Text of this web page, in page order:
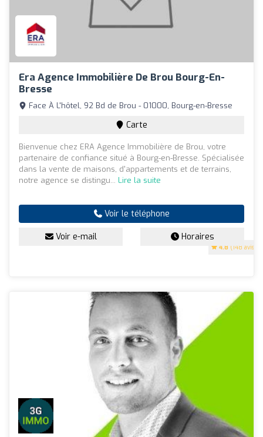
Era Agence Immobilière De Brou Bourg-En-
Bresse
4.8 (148 avis)
Face À L'hôtel, 92 Bd de Brou - 01000, Bourg-en-Bresse
Carte
Bienvenue chez ERA Agence Immobilière de Brou, votre
partenaire de confiance situé à Bourg-en-Bresse. Spécialisée
dans la vente de maisons, d'appartements et de terrains,
notre agence se distingu... Lire la suite
Voir le téléphone
Voir e-mail Horaires